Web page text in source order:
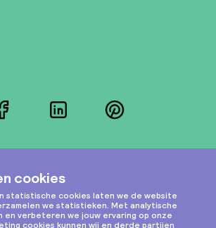
FacebookLinkedInPinterest
Instagram